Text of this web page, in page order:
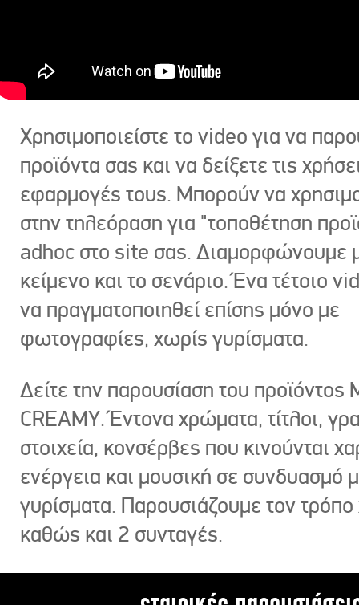
Χρησιμοποιείστε το video για να
προϊόντα σας και να δείξετε τις
εφαρμογές τους. Μπορούν να
στην τηλεόραση για "τοποθέτηση
adhoc στο site σας. Διαμορφώνουμε
κείμενο και το σενάριο. Ένα τέτοιο
να πραγματοποιηθεί επίσης μόνο με
φωτογραφίες, χωρίς γυρίσματα.
Δείτε την παρουσίαση του προϊόντος
CREAMY. Έντονα χρώματα, τίτλοι,
στοιχεία, κονσέρβες που κινούνται
ενέργεια και μουσική σε συνδυασμό
γυρίσματα. Παρουσιάζουμε τον
καθώς και 2 συνταγές.